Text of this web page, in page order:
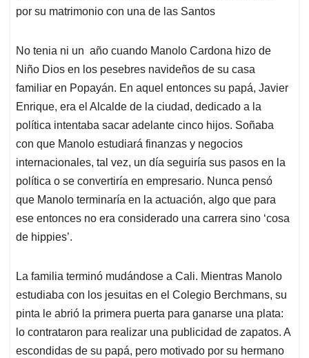
por su matrimonio con una de las Santos
No tenia ni un año cuando Manolo Cardona hizo de
Niño Dios en los pesebres navideños de su casa
familiar en Popayán. En aquel entonces su papá, Javier
Enrique, era el Alcalde de la ciudad, dedicado a la
política intentaba sacar adelante cinco hijos. Soñaba
con que Manolo estudiará finanzas y negocios
internacionales, tal vez, un día seguiría sus pasos en la
política o se convertiría en empresario. Nunca pensó
que Manolo terminaría en la actuación, algo que para
ese entonces no era considerado una carrera sino ‘cosa
de hippies’.
La familia terminó mudándose a Cali. Mientras Manolo
estudiaba con los jesuitas en el Colegio Berchmans, su
pinta le abrió la primera puerta para ganarse una plata:
lo contrataron para realizar una publicidad de zapatos. A
escondidas de su papá, pero motivado por su hermano